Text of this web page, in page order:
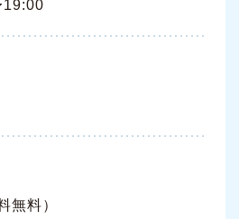
19:00
無料）